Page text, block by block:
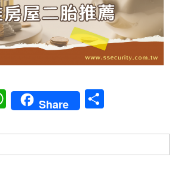
W
h
at
s
Share
分